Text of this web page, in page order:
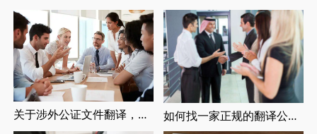
关于涉外公证文件翻译，涉外婚姻登记，留学翻译介绍 如何找一家正规的翻译公司，找正规翻译公司有哪些要求